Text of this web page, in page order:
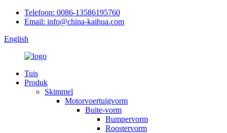
Telefoon: 0086-13586195760
Email: info@china-kaihua.com
English
Tuis
Produk
Skimmel
Motorvoertuigvorm
Buite-vorm
Bumpervorm
Roostervorm